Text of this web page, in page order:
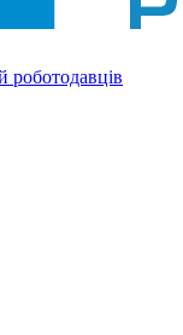
роботодавців